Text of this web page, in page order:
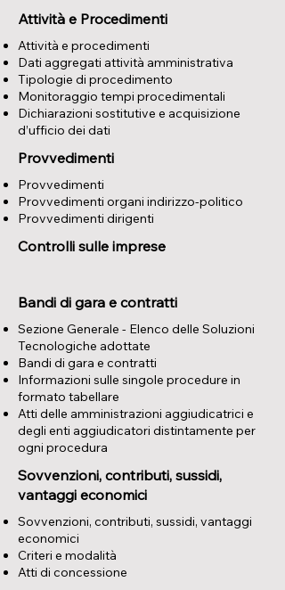
Attività e Procedimenti
Attività e procedimenti
Dati aggregati attività amministrativa
Tipologie di procedimento
Monitoraggio tempi procedimentali
Dichiarazioni sostitutive e acquisizione
d’ufficio dei dati
Provvedimenti
Provvedimenti
Provvedimenti organi indirizzo-politico
Provvedimenti dirigenti
Controlli sulle imprese
Bandi di gara e contratti
Sezione Generale - Elenco delle Soluzioni
Tecnologiche adottate
Bandi di gara e contratti
Informazioni sulle singole procedure in
formato tabellare
Atti delle amministrazioni aggiudicatrici e
degli enti aggiudicatori distintamente per
ogni procedura
Sovvenzioni, contributi, sussidi,
vantaggi economici
​Sovvenzioni, contributi, sussidi, vantaggi
economici
Criteri e modalità
Atti di concessione